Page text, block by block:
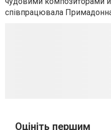
співпрацювала
Оцініть першим